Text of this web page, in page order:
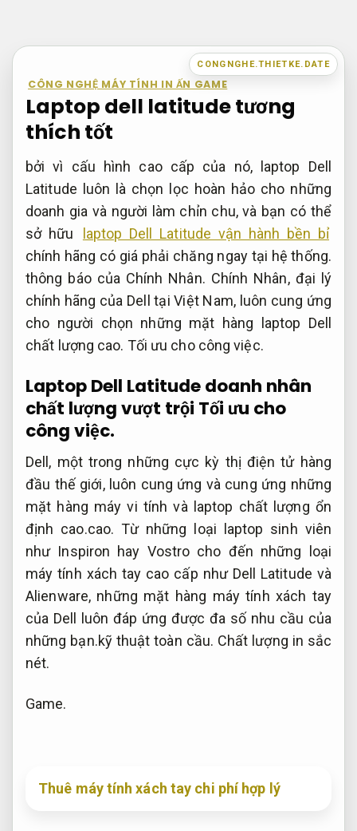
nội
dung
CONGNGHE.THIETKE.DATE
CÔNG NGHỆ MÁY TÍNH IN ẤN GAME
Laptop dell latitude tương
thích tốt
bởi vì cấu hình cao cấp của nó, laptop Dell
Latitude luôn là chọn lọc hoàn hảo cho những
doanh gia và người làm chỉn chu, và bạn có thể
sở hữu
laptop Dell Latitude vận hành bền bỉ
chính hãng có giá phải chăng ngay tại hệ thống.
thông báo của Chính Nhân. Chính Nhân, đại lý
chính hãng của Dell tại Việt Nam, luôn cung ứng
cho người chọn những mặt hàng laptop Dell
chất lượng cao. Tối ưu cho công việc.
Laptop Dell Latitude doanh nhân
chất lượng vượt trội Tối ưu cho
công việc.
Dell, một trong những cực kỳ thị điện tử hàng
đầu thế giới, luôn cung ứng và cung ứng những
mặt hàng máy vi tính và laptop chất lượng ổn
định cao.cao. Từ những loại laptop sinh viên
như Inspiron hay Vostro cho đến những loại
máy tính xách tay cao cấp như Dell Latitude và
Alienware, những mặt hàng máy tính xách tay
của Dell luôn đáp ứng được đa số nhu cầu của
những bạn.kỹ thuật toàn cầu. Chất lượng in sắc
nét.
Game.
Thuê máy tính xách tay chi phí hợp lý